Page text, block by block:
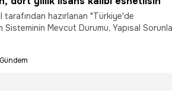
tarafından hazırlanan "Türkiye'de
Sisteminin Mevcut Durumu, Yapısal
AKTS (2+1 yıl) formatına çekilmesi, YÖK'ün
Gündem